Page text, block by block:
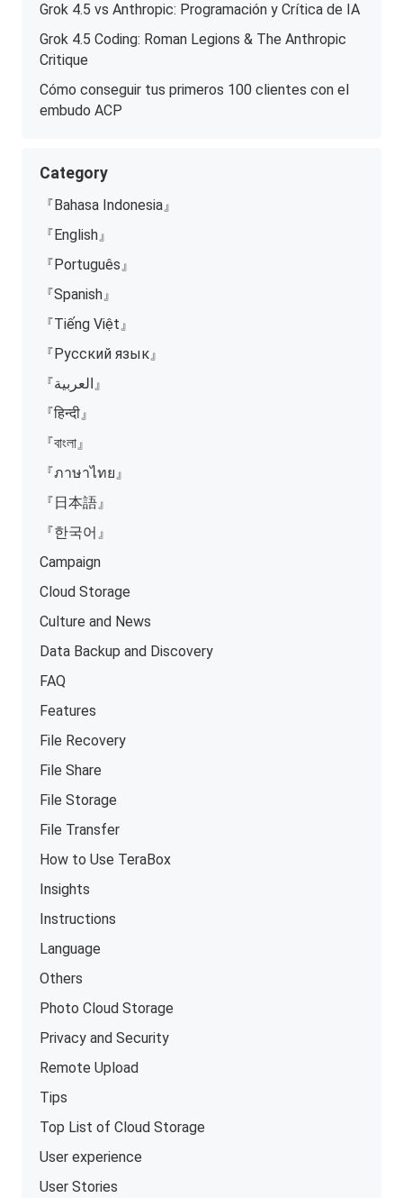
Grok 4.5 vs Anthropic: Programación y Crítica de IA
Grok 4.5 Coding: Roman Legions & The Anthropic
Critique
Cómo conseguir tus primeros 100 clientes con el
embudo ACP
Category
『Bahasa Indonesia』
『English』
『Português』
『Spanish』
『Tiếng Việt』
『Русский язык』
『العربية』
『हिन्दी』
『বাংলা』
『ภาษาไทย』
『日本語』
『한국어』
Campaign
Cloud Storage
Culture and News
Data Backup and Discovery
FAQ
Features
File Recovery
File Share
File Storage
File Transfer
How to Use TeraBox
Insights
Instructions
Language
Others
Photo Cloud Storage
Privacy and Security
Remote Upload
Tips
Top List of Cloud Storage
User experience
User Stories